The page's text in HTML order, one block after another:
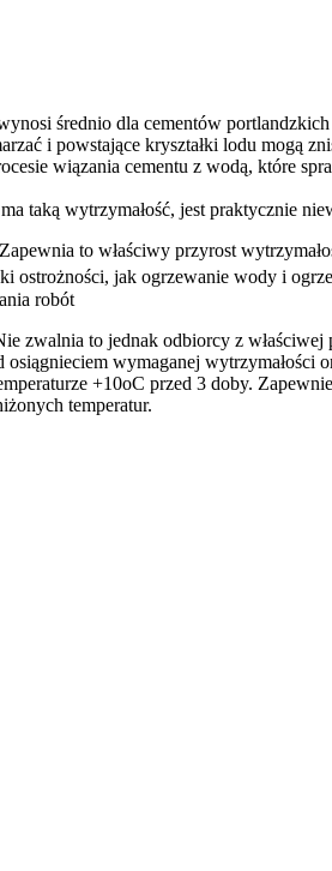
średnio dla cementów
i powstające kryształki lodu mogą
wiązania cementu z wodą, które
taką wytrzymałość, jest praktycznie
to właściwy przyrost
ostrożności, jak ogrzewanie wody i
robót
to jednak odbiorcy z
wymaganej
+10oC przed 3 doby.
temperatur.